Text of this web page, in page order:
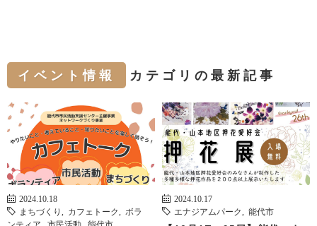
イベント情報 カテゴリの最新記事
2024.10.18
まちづくり
カフェトーク
ボラ
ンティア
市民活動 能代市
2024.10.17
エナジアムパーク
能代市